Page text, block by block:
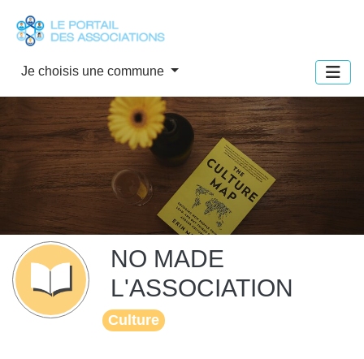
Je choisis une commune
NO MADE
L'ASSOCIATION
Culture